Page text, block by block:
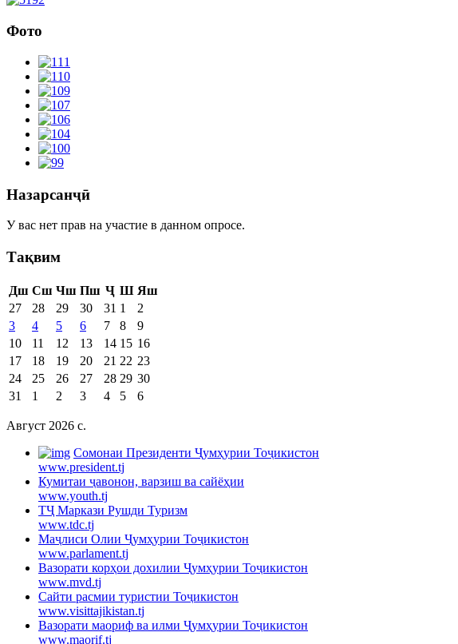
Фото
Назарсанҷӣ
У вас нет прав на участие в данном опросе.
Тақвим
Дш Сш Чш Пш Ҷ Ш Яш
27
28 29 30 31 1
2
3
4 5 6 7 8
9
10
11 12 13 14 15 16
17
18 19 20 21 22 23
24
25 26 27 28 29 30
31
1 2 3 4 5 6
Август 2026 c.
Cомонаи Президенти Ҷумҳурии Тоҷикистон
www.president.tj
Кумитаи ҷавонон, варзиш ва сайёҳии
www.youth.tj
ТҶ Маркази Рушди Туризм
www.tdc.tj
Маҷлиси Олии Ҷумҳурии Тоҷикистон
www.parlament.tj
Вазорати корҳои дохилии Ҷумҳурии Тоҷикистон
www.mvd.tj
Сайти расмии туристии Тоҷикистон
www.visittajikistan.tj
Вазорати маориф ва илми Ҷумҳурии Тоҷикистон
www.maorif.tj